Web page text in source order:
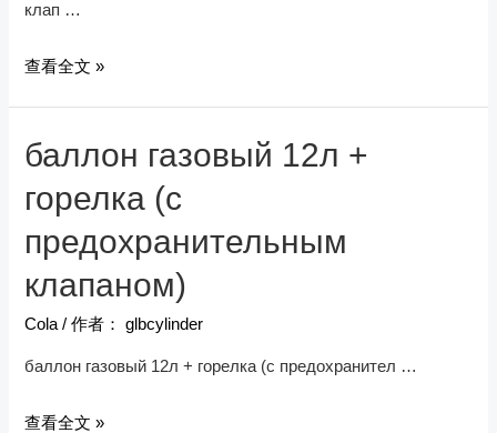
клап …
баллон газовый 4,8л
(с
предохранительным
клапаном)
查看全文 »
баллон газовый 12л +
горелка (с
предохранительным
клапаном)
Cola / 作者： glbcylinder
баллон газовый 12л + горелка (с предохранител …
баллон газовый 12л
查看全文 »